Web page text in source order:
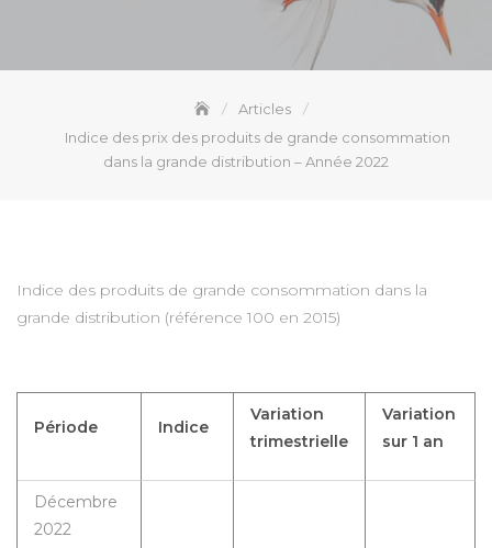
Articles
Indice des prix des produits de grande consommation
dans la grande distribution – Année 2022
Indice des produits de grande consommation dans la
grande distribution (référence 100 en 2015)
Période Indice
Variation
trimestrielle
Variation
sur 1 an
Décembre
2022